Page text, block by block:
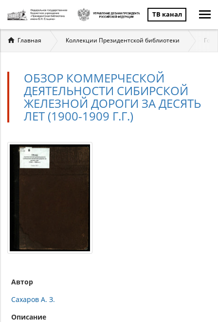
ТВ канал
Вы
здесь
Главная Коллекции Президентской библиотеки
ОБЗОР КОММЕРЧЕСКОЙ
ДЕЯТЕЛЬНОСТИ СИБИРСКОЙ
ЖЕЛЕЗНОЙ ДОРОГИ ЗА ДЕСЯТЬ
ЛЕТ (1900-1909 Г.Г.)
Автор
Сахаров А. З.
Описание